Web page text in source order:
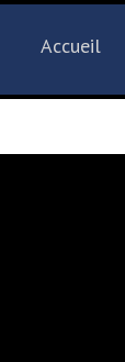
Accueil